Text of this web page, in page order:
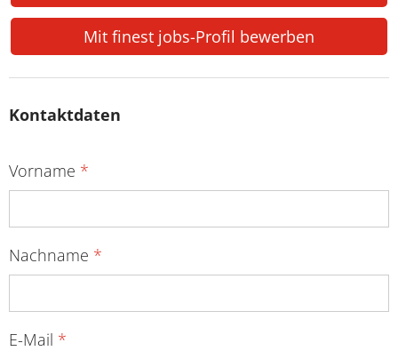
Mit finest jobs-Profil bewerben
Kontaktdaten
Vorname *
Nachname *
E-Mail *